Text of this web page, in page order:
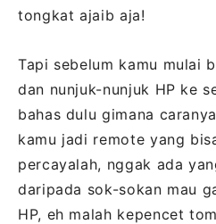
tongkat ajaib aja!
Tapi sebelum kamu mulai
dan nunjuk-nunjuk HP ke
bahas dulu gimana
kamu jadi remote yang
percayalah, nggak ada
daripada sok-sokan mau
HP, eh malah kepencet